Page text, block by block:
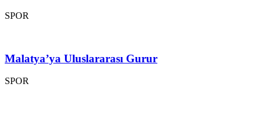
SPOR
Malatya’ya Uluslararası Gurur
SPOR